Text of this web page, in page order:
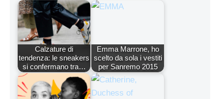
Calzature di
tendenza: le sneakers
si confermano tra…
Emma Marrone, ho
scelto da sola i vestiti
per Sanremo 2015